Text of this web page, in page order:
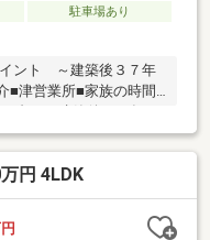
駐車場あり
ント ～建築後３７年
■津営業所■家族の時間
可、建築後３７年の
施設が身近で安心（ス
科１６８ｍ）。 上質
円 4LDK